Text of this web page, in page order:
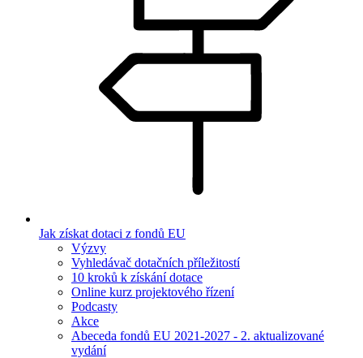
Jak získat dotaci z fondů EU
Výzvy
Vyhledávač dotačních příležitostí
10 kroků k získání dotace
Online kurz projektového řízení
Podcasty
Akce
Abeceda fondů EU 2021-2027 - 2. aktualizované
vydání